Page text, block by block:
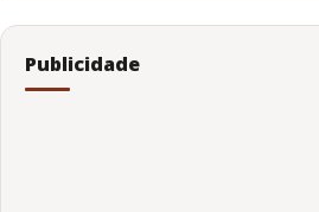
Publicidade